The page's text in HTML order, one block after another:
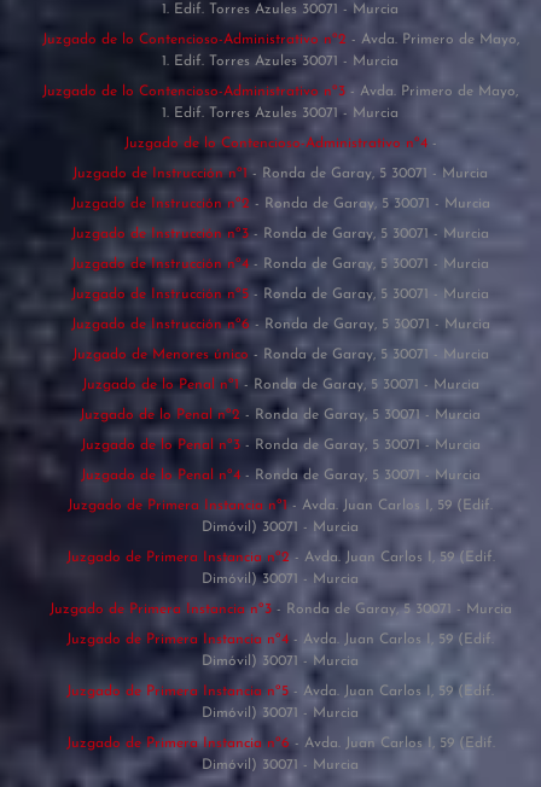
1. Edif. Torres Azules 30071 - Murcia
Juzgado de lo Contencioso-Administrativo nº2 - Avda. Primero de Mayo,
1. Edif. Torres Azules 30071 - Murcia
Juzgado de lo Contencioso-Administrativo nº3 - Avda. Primero de Mayo,
1. Edif. Torres Azules 30071 - Murcia
Juzgado de lo Contencioso-Administrativo nº4 -
Juzgado de Instrucción nº1 - Ronda de Garay, 5 30071 - Murcia
Juzgado de Instrucción nº2 - Ronda de Garay, 5 30071 - Murcia
Juzgado de Instrucción nº3 - Ronda de Garay, 5 30071 - Murcia
Juzgado de Instrucción nº4 - Ronda de Garay, 5 30071 - Murcia
Juzgado de Instrucción nº5 - Ronda de Garay, 5 30071 - Murcia
Juzgado de Instrucción nº6 - Ronda de Garay, 5 30071 - Murcia
Juzgado de Menores único - Ronda de Garay, 5 30071 - Murcia
Juzgado de lo Penal nº1 - Ronda de Garay, 5 30071 - Murcia
Juzgado de lo Penal nº2 - Ronda de Garay, 5 30071 - Murcia
Juzgado de lo Penal nº3 - Ronda de Garay, 5 30071 - Murcia
Juzgado de lo Penal nº4 - Ronda de Garay, 5 30071 - Murcia
Juzgado de Primera Instancia nº1 - Avda. Juan Carlos I, 59 (Edif.
Dimóvil) 30071 - Murcia
Juzgado de Primera Instancia nº2 - Avda. Juan Carlos I, 59 (Edif.
Dimóvil) 30071 - Murcia
Juzgado de Primera Instancia nº3 - Ronda de Garay, 5 30071 - Murcia
Juzgado de Primera Instancia nº4 - Avda. Juan Carlos I, 59 (Edif.
Dimóvil) 30071 - Murcia
Juzgado de Primera Instancia nº5 - Avda. Juan Carlos I, 59 (Edif.
Dimóvil) 30071 - Murcia
Juzgado de Primera Instancia nº6 - Avda. Juan Carlos I, 59 (Edif.
Dimóvil) 30071 - Murcia